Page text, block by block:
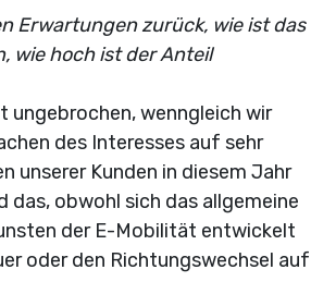
Erwartungen zurück, wie ist das
wie hoch ist der Anteil
wenngleich wir
des Interesses auf sehr
unserer Kunden in diesem Jahr
das, obwohl sich das allgemeine
der E-Mobilität entwickelt
oder den Richtungswechsel auf